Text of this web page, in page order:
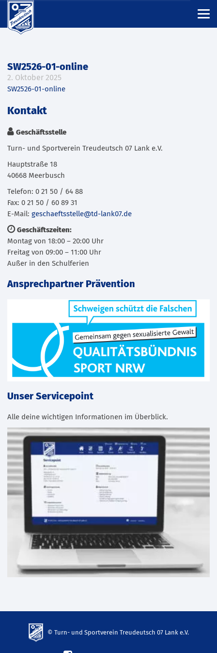
SW2526-01-online
2. Oktober 2025
SW2526-01-online
Kontakt
Geschäftsstelle
Turn- und Sportverein Treudeutsch 07 Lank e.V.
Hauptstraße 18
40668 Meerbusch
Telefon: 0 21 50 / 64 88
Fax: 0 21 50 / 60 89 31
E-Mail: geschaeftsstelle@td-lank07.de
Geschäftszeiten:
Montag von 18:00 – 20:00 Uhr
Freitag von 09:00 – 11:00 Uhr
Außer in den Schulferien
Ansprechpartner Prävention
Unser Servicepoint
Alle deine wichtigen Informationen im Überblick.
© Turn- und Sportverein Treudeutsch 07 Lank e.V.